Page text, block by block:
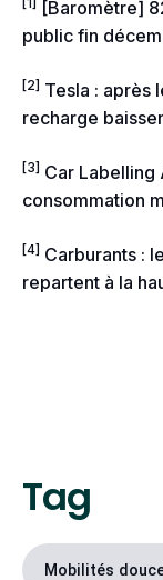
la
le style
le type
[Baromètre]
public fin
[2] Tesla : après
recharge
[3] Car Labelling
consommation
[4] Carburants :
repartent à la
Tag
Mobilités